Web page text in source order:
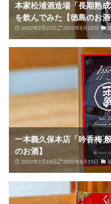
本家松浦酒造場「長期熟
を飲んでみた【徳島のお
2022年2月22日 2022年8月23日
一本義久保本店「吟香梅
のお酒】
2022年2月18日 2022年8月23日